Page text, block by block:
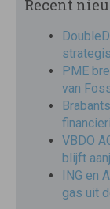
Recent
PME
van
VBDO
blijft
ING en
gas uit